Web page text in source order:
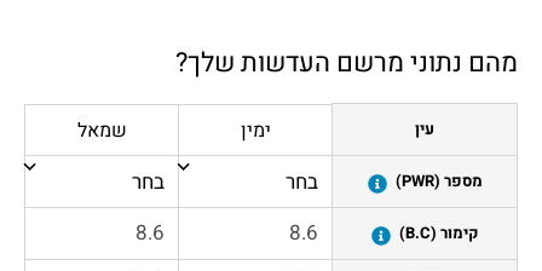
מהם נתוני מרשם העדשות שלך?
עין
מספר (PWR)
קימור (B.C)
ימין שמאל